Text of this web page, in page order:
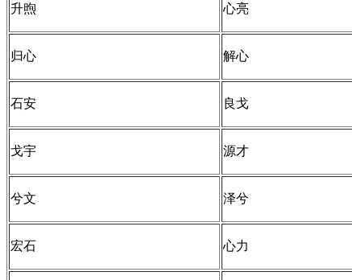
升煦 心亮
归心 解心
石安 良戈
戈宇 源才
兮文 泽兮
宏石 心力